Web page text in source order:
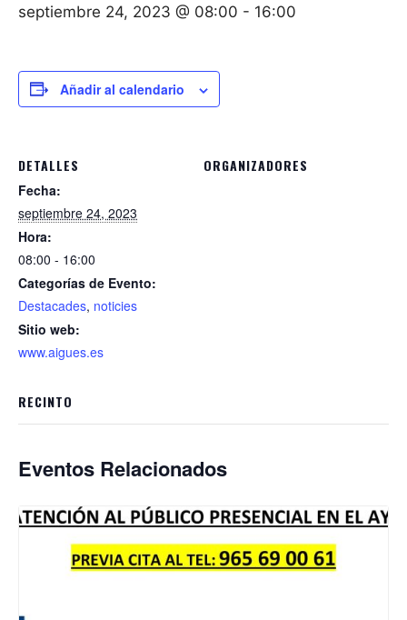
septiembre 24, 2023 @ 08:00 - 16:00
Añadir al calendario
DETALLES
Fecha:
septiembre 24, 2023
Hora:
08:00 - 16:00
Categorías de Evento:
Destacades, noticies
Sitio web:
www.aigues.es
ORGANIZADORES
RECINTO
Eventos Relacionados